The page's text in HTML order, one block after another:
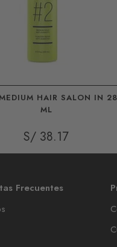
HAIR SALON IN
ML
S/ 38.17
Frecuentes